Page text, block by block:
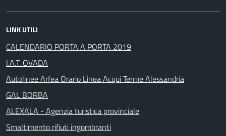
LINK UTILI
CALENDARIO PORTA A PORTA 2019
I.A.T. OVADA
Autolinee Arfea Orario Linea Acqui Terme Alessandria
GAL BORBA
ALEXALA - Agenzia turistica provinciale
Smaltimento rifiuti ingombranti